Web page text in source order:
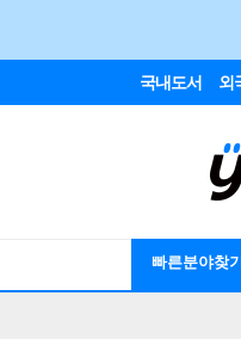
국내도서 외
빠른분야찾기